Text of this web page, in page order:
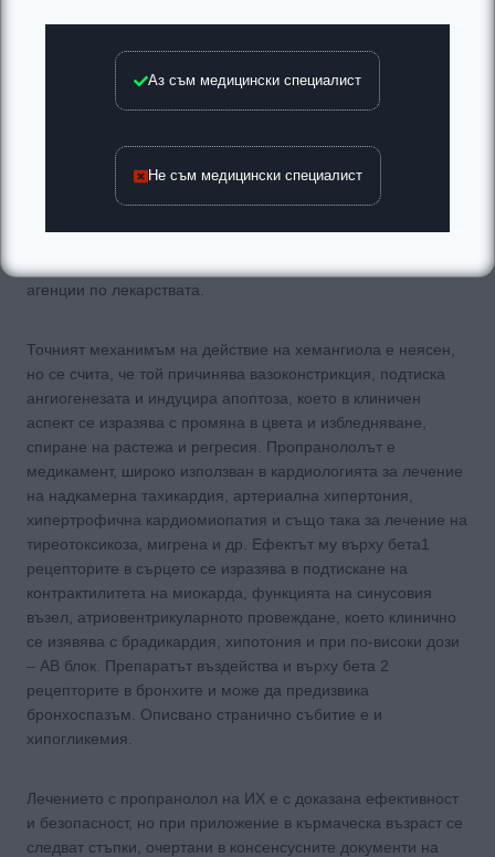
развива хипертрофична кардиомиопатия. В педиатричната
прилага пропранолол за лечение на кардиомиопатията и
установява, че в следващите дни хемангиомът е избледнял
резултатите от лечение с пропранолол на първите 11
успешно излекувани случая. Впоследствие е проведено
двойно сляпо рандомизирано проучване, което доказва
агенции по лекарствата.
Точният механимъм на действие на хемангиола е неясен,
но се счита, че той причинява вазоконстрикция, подтиска
ангиогенезата и индуцира апоптоза, което в клиничен
аспект се изразява с промяна в цвета и избледняване,
спиране на растежа и регресия. Пропранололът е
медикамент, широко използван в кардиологията за лечение
на надкамерна тахикардия, артериална хипертония,
хипертрофична кардиомиопатия и също така за лечение на
тиреотоксикоза, мигрена и др. Ефектът му върху бета1
рецепторите в сърцето се изразява в подтискане на
контрактилитета на миокарда, функцията на синусовия
възел, атриовентрикуларното провеждане, което клинично
се изявява с брадикардия, хипотония и при по-високи дози
– АВ блок. Препаратът въздейства и върху бета 2
рецепторите в бронхите и може да предизвика
бронхоспазъм. Описвано странично събитие е и
хипогликемия.
Лечението с пропранолол на ИХ е с доказана ефективност
и безопасност, но при приложение в кърмаческа възраст се
следват стъпки, очертани в консенсусните документи на
Аз съм медицински специалист
Не съм медицински специалист